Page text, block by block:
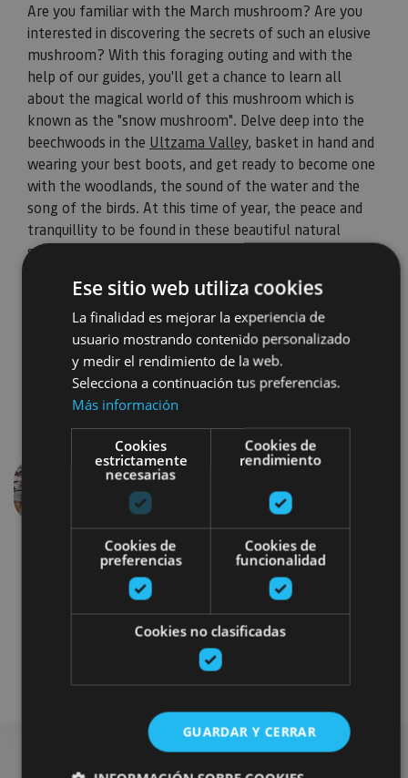
Are you familiar with the March mushroom? Are you
interested in discovering the secrets of such an elusive
mushroom? With this foraging outing and with the
help of our guides, you'll get a chance to learn all
about the magical world of this mushroom which is
known as the "snow mushroom". Delve deep into the
beechwoods in the Ultzama Valley, basket in hand and
wearing your best boots, and get ready to become one
with the woodlands, the sound of the water and the
song of the birds. At this time of year, the peace and
tranquillity to be found in these beautiful natural
surroundings will accompany you in your adventure to
Gastronomía
Ese sitio web utiliza cookies
La finalidad es mejorar la experiencia de
usuario mostrando contenido personalizado
y medir el rendimiento de la web.
Selecciona a continuación tus preferencias.
Más información
Cookies
estrictamente
necesarias
Cookies de
rendimiento
Cookies de
preferencias
Cookies de
funcionalidad
Cookies no clasificadas
GUARDAR Y CERRAR